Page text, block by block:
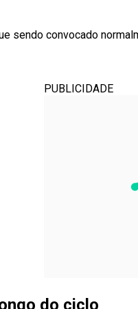
sendo convocado
PUBLICIDADE